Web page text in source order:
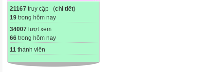
21167 truy cập (chi tiết)
19 trong hôm nay
34007 lượt xem
66 trong hôm nay
11 thành viên